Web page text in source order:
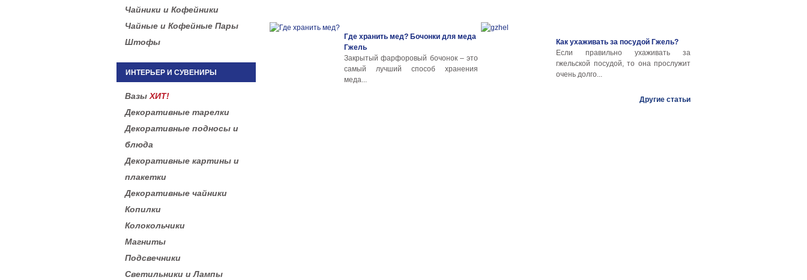
Чайники и Кофейники
Чайные и Кофейные Пары
Штофы
ИНТЕРЬЕР И СУВЕНИРЫ
Вазы ХИТ!
Декоративные тарелки
Декоративные подносы и
блюда
Декоративные картины и
плакетки
Декоративные чайники
Копилки
Колокольчики
Магниты
Подсвечники
Светильники и Лампы
Где хранить мед? Бочонки для меда
Гжель
Закрытый фарфоровый бочонок – это
самый лучший способ хранения
меда...
Как ухаживать за посудой Гжель?
Если правильно ухаживать за
гжельской посудой, то она прослужит
очень долго...
Другие статьи